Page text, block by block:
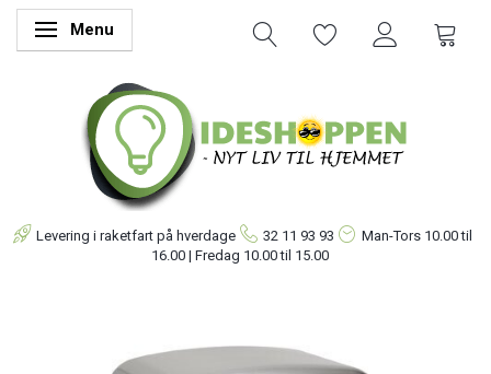
Skifte navigation
Menu
Levering i raketfart på hverdage 32 11 93 93 Man-Tors 10.00 til
16.00 | Fredag 10.00 til 15.00